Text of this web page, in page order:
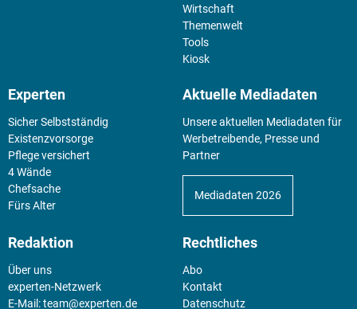
Wirtschaft
Themenwelt
Tools
Kiosk
Experten
Sicher Selbstständig
Existenz­vorsorge
Pflege versichert
4 Wände
Chefsache
Fürs Alter
Aktuelle Mediadaten
Unsere aktuellen Mediadaten für
Werbetreibende, Presse und
Partner
Mediadaten 2026
Redaktion
Über uns
experten-Netzwerk
E-Mail:team@experten.de
Rechtliches
Abo
Kontakt
Datenschutz